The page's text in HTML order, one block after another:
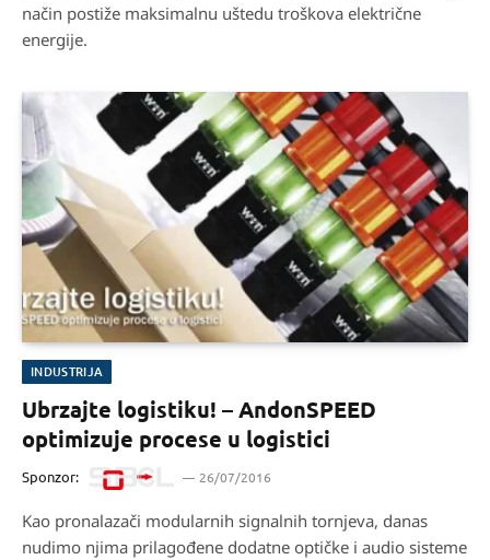
način postiže maksimalnu uštedu troškova električne
energije.
INDUSTRIJA
Ubrzajte logistiku! – AndonSPEED
optimizuje procese u logistici
Sponzor: 26/07/2016
Kao pronalazači modularnih signalnih tornjeva, danas
nudimo njima prilagođene dodatne optičke i audio sisteme